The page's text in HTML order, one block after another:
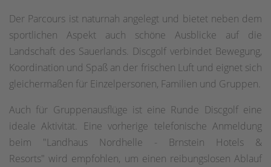
Der Parcours ist naturnah angelegt und bietet neben dem
sportlichen Aspekt auch schöne Ausblicke auf die
Landschaft des Sauerlands. Discgolf verbindet Bewegung,
Koordination und Spaß an der frischen Luft und eignet sich
gleichermaßen für Einzelpersonen, Familien und Gruppen.
Auch für Gruppenausflüge ist eine Runde Discgolf eine
ideale Aktivität. Eine vorherige telefonische Anmeldung
beim "Landhaus Nordhelle - Brnstein Hotels &
Resorts" wird empfohlen, um einen reibungslosen Ablauf